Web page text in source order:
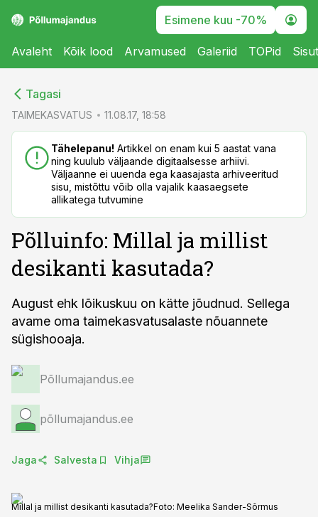
Esimene kuu -70%
Avaleht Kõik lood Arvamused Galeriid TOPid
Tagasi
TAIMEKASVATUS 11.08.17, 18:58
Tähelepanu! Artikkel on enam kui 5 aastat vana
ning kuulub väljaande digitaalsesse arhiivi.
Väljaanne ei uuenda ega kaasajasta arhiveeritud
sisu, mistõttu võib olla vajalik kaasaegsete
allikatega tutvumine
Põlluinfo: Millal ja millist
desikanti kasutada?
August ehk lõikuskuu on kätte jõudnud. Sellega
avame oma taimekasvatusalaste nõuannete
sügishooaja.
Põllumajandus.ee
põllumajandus.ee
Jaga Salvesta Vihja
Millal ja millist desikanti kasutada?Foto: Meelika Sander-Sõrmus